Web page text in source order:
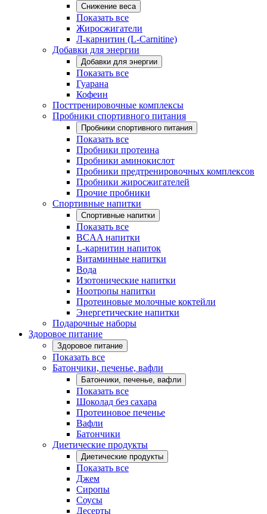
Снижение веса
Показать все
Жиросжигатели
Л-карнитин (L-Carnitine)
Добавки для энергии
Добавки для энергии
Показать все
Гуарана
Кофеин
Посттренировочные комплексы
Пробники спортивного питания
Пробники спортивного питания
Показать все
Пробники протеина
Пробники аминокислот
Пробники предтренировочных комплексов
Пробники жиросжигателей
Прочие пробники
Спортивные напитки
Спортивные напитки
Показать все
BCAA напитки
L-карнитин напиток
Витаминные напитки
Вода
Изотонические напитки
Ноотропы напитки
Протеиновые молочные коктейли
Энергетические напитки
Подарочные наборы
Здоровое питание
Здоровое питание
Показать все
Батончики, печенье, вафли
Батончики, печенье, вафли
Показать все
Шоколад без сахара
Протеиновое печенье
Вафли
Батончики
Диетические продукты
Диетические продукты
Показать все
Джем
Сиропы
Соусы
Десерты